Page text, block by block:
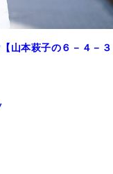
山本萩子の６－４－３